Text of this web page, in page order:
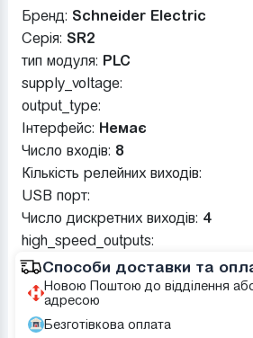
Бренд: Schneider Electric
Серія: SR2
тип модуля: PLC
supply_voltage:
output_type:
Інтерфейс: Немає
Число входів: 8
Кількість релейних виходів:
USB порт:
Число дискретних виходів: 4
high_speed_outputs:
Способи доставки та
Новою Поштою до відділення
адресою
Безготівкова оплата